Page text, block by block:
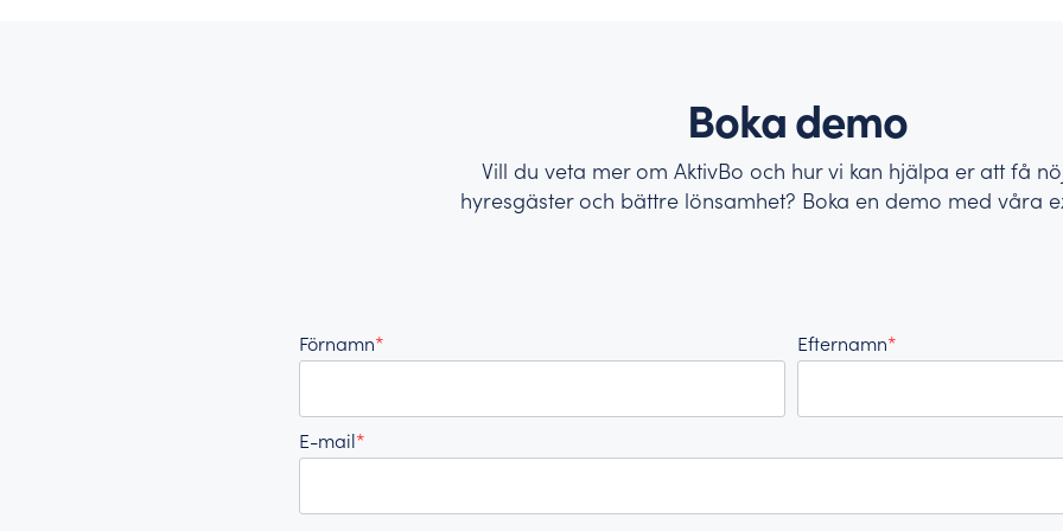
Boka demo
Vill du veta mer om AktivBo och hur vi kan hjälpa er att få
hyresgäster och bättre lönsamhet? Boka en demo med våra
Förnamn* Efternamn*
E-mail*